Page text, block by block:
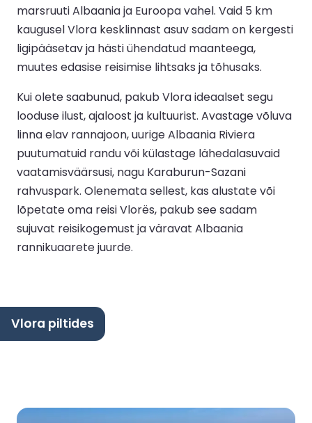
marsruuti Albaania ja Euroopa vahel. Vaid 5 km
kaugusel Vlora kesklinnast asuv sadam on kergesti
ligipääsetav ja hästi ühendatud maanteega,
muutes edasise reisimise lihtsaks ja tõhusaks.
Kui olete saabunud, pakub Vlora ideaalset segu
looduse ilust, ajaloost ja kultuurist. Avastage võluva
linna elav rannajoon, uurige Albaania Riviera
puutumatuid randu või külastage lähedalasuvaid
vaatamisväärsusi, nagu Karaburun-Sazani
rahvuspark. Olenemata sellest, kas alustate või
lõpetate oma reisi Vlorës, pakub see sadam
sujuvat reisikogemust ja väravat Albaania
rannikuaarete juurde.
Vlora piltides